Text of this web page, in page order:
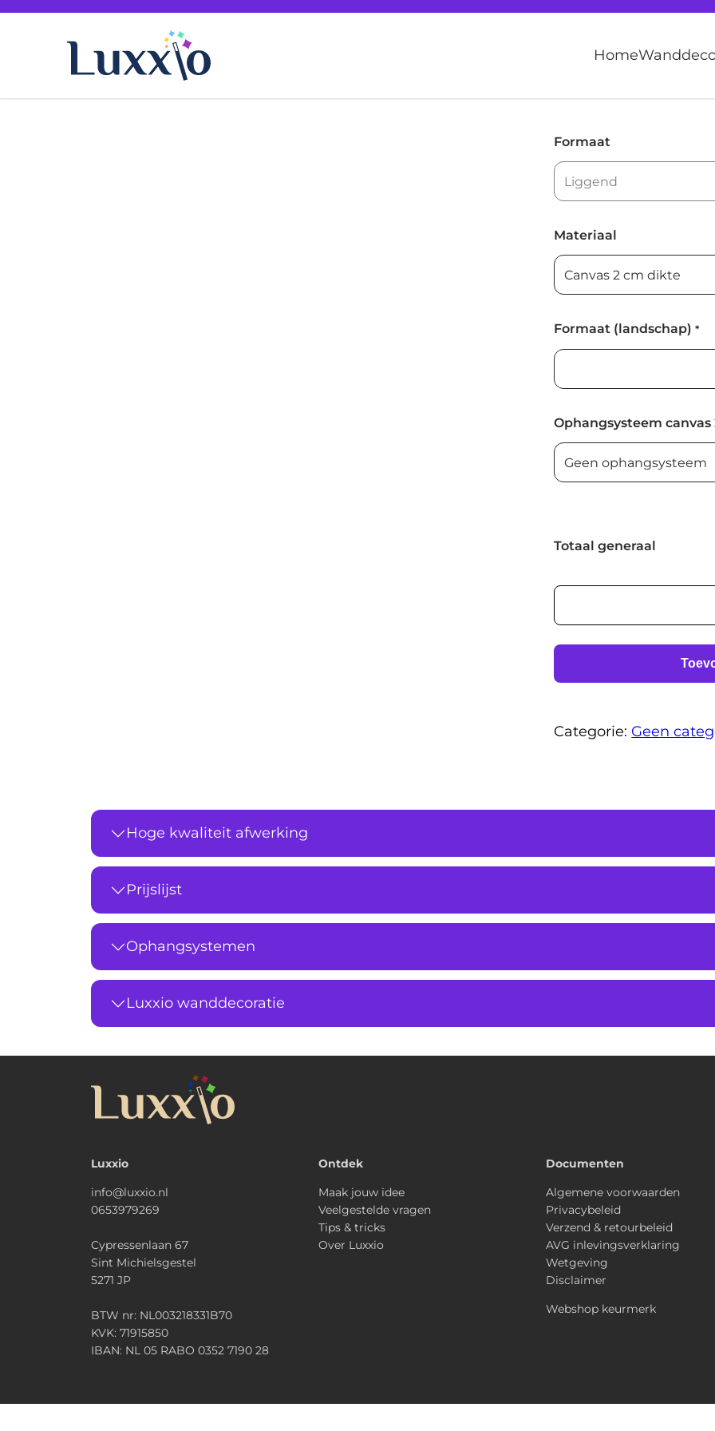
Home
Formaat
Materiaal
Formaat (landschap) *
Ophangsysteem canvas
Totaal generaal
AI
foto
Categorie: Geen
Hoge kwaliteit afwerking
Prijslijst
Ophangsystemen
Luxxio wanddecoratie
Luxxio
info@luxxio.nl
0653979269
Cypressenlaan 67
Sint Michielsgestel
5271 JP
BTW nr: NL003218331B70
KVK: 71915850
IBAN: NL 05 RABO 0352 7190 28
Ontdek
Maak jouw idee
Veelgestelde vragen
Tips & tricks
Over Luxxio
Documenten
Algemene voorwaarden
Privacybeleid
Verzend & retourbeleid
AVG inlevingsverklaring
Wetgeving
Disclaimer
Webshop keurmerk